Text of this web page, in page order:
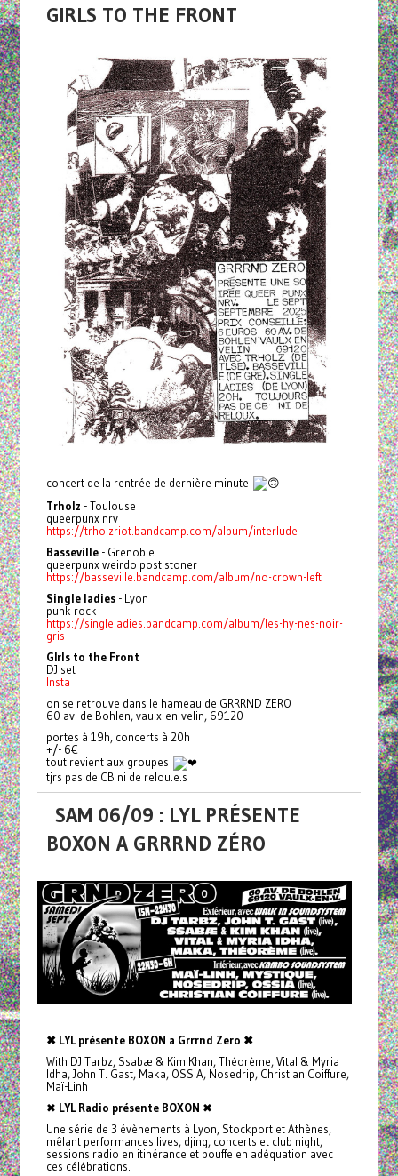
GIRLS TO THE FRONT
concert de la rentrée de dernière minute
Trholz - Toulouse
queerpunx nrv
https://trholzriot.bandcamp.com/album/interlude
Basseville- Grenoble
queerpunx weirdo post stoner
https://basseville.bandcamp.com/album/no-crown-left
Single ladies- Lyon
punk rock
https://singleladies.bandcamp.com/album/les-hy-nes-noir-
gris
GIrls to the Front
DJ set
Insta
on se retrouve dans le hameau de GRRRND ZERO
60 av. de Bohlen, vaulx-en-velin, 69120
portes à 19h, concerts à 20h
+/- 6€
tout revient aux groupes
tjrs pas de CB ni de relou.e.s
SAM 06/09 : LYL PRÉSENTE
BOXON A GRRRND ZÉRO
✖ LYL présente BOXON a Grrrnd Zero ✖
With DJ Tarbz, Ssabæ & Kim Khan, Théorème, Vital & Myria
Idha, John T. Gast, Maka, OSSIA, Nosedrip, Christian Coiffure,
Maï-Linh
✖ LYL Radio présente BOXON ✖
Une série de 3 évènements à Lyon, Stockport et Athènes,
mêlant performances lives, djing, concerts et club night,
sessions radio en itinérance et bouffe en adéquation avec
ces célébrations.